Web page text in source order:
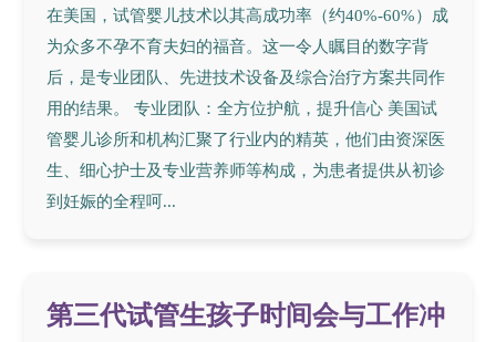
在美国，试管婴儿技术以其高成功率（约40%-60%）成
为众多不孕不育夫妇的福音。这一令人瞩目的数字背
后，是专业团队、先进技术设备及综合治疗方案共同作
用的结果。 专业团队：全方位护航，提升信心 美国试
管婴儿诊所和机构汇聚了行业内的精英，他们由资深医
生、细心护士及专业营养师等构成，为患者提供从初诊
到妊娠的全程呵...
第三代试管生孩子时间会与工作冲